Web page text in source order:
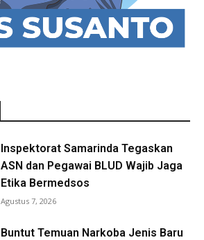
Inspektorat Samarinda Tegaskan
ASN dan Pegawai BLUD Wajib Jaga
Etika Bermedsos
Agustus 7, 2026
Buntut Temuan Narkoba Jenis Baru